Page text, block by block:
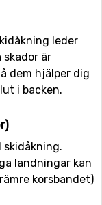
leder
är
dem hjälper dig
i backen.
skidåkning.
landningar kan
korsbandet)